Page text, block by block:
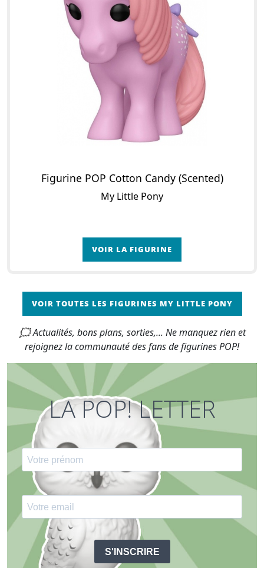
Figurine POP Cotton Candy (Scented)
My Little Pony
VOIR LA FIGURINE
VOIR TOUTES LES FIGURINES MY LITTLE PONY
🗯 Actualités, bons plans, sorties,... Ne manquez rien et
rejoignez la communauté des fans de figurines POP!
LA POP! LETTER
S'INSCRIRE